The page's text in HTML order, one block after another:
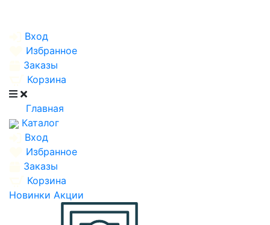
Вход
Избранное
Заказы
Корзина
Главная
Каталог
Вход
Избранное
Заказы
Корзина
Новинки Акции